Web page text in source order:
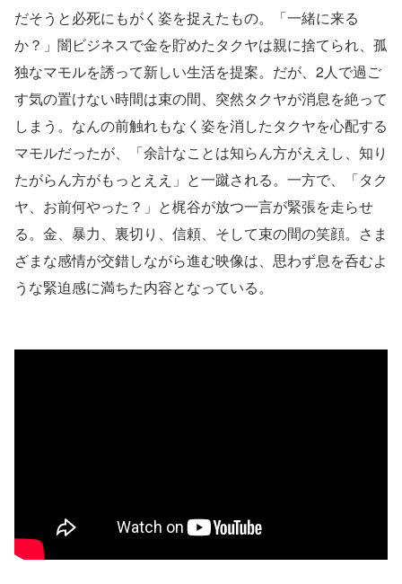
だそうと必死にもがく姿を捉えたもの。「一緒に来る
か？」闇ビジネスで金を貯めたタクヤは親に捨てられ、孤
独なマモルを誘って新しい生活を提案。だが、2人で過ご
す気の置けない時間は束の間、突然タクヤが消息を絶って
しまう。なんの前触れもなく姿を消したタクヤを心配する
マモルだったが、「余計なことは知らん方がええし、知り
たがらん方がもっとええ」と一蹴される。一方で、「タク
ヤ、お前何やった？」と梶谷が放つ一言が緊張を走らせ
る。金、暴力、裏切り、信頼、そして束の間の笑顔。さま
ざまな感情が交錯しながら進む映像は、思わず息を呑むよ
うな緊迫感に満ちた内容となっている。